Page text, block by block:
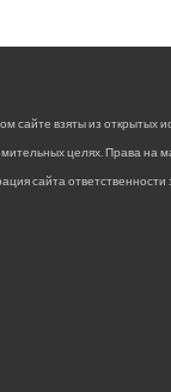
сайте взяты из открытых
целях. Права на
сайта